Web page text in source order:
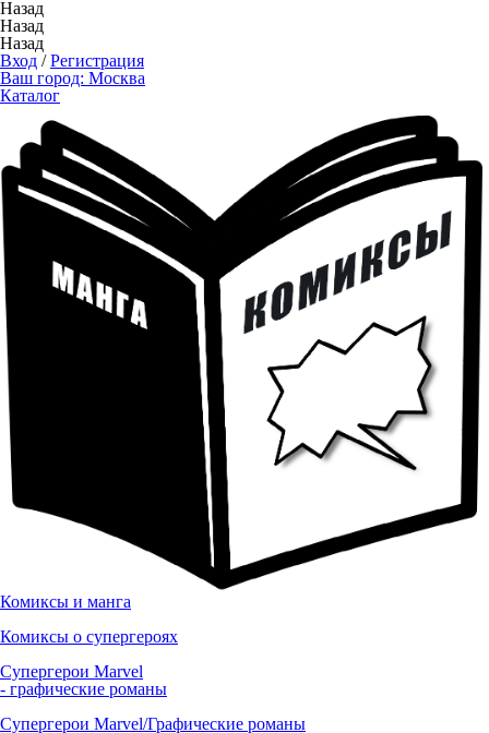
Назад
Назад
Назад
Вход /Регистрация
Ваш город: Москва
Каталог
Комиксы и манга
Комиксы о супергероях
Супергерои Marvel
- графические романы
Супергерои Marvel/Графические романы